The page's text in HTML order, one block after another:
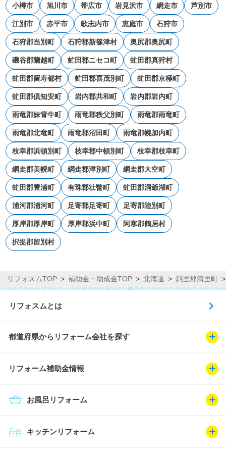
小樽市 旭川市 帯広市 岩見沢市 網走市 芦別市
江別市 赤平市 歌志内市 恵庭市 石狩市
石狩郡当別町 石狩郡新篠津村 奥尻郡奥尻町
磯谷郡蘭越町 虻田郡ニセコ町 虻田郡真狩村
虻田郡留寿都村 虻田郡喜茂別町 虻田郡京極町
虻田郡倶知安町 岩内郡共和町 岩内郡岩内町
雨竜郡妹背牛町 雨竜郡秩父別町 雨竜郡雨竜町
雨竜郡北竜町 雨竜郡沼田町 雨竜郡幌加内町
枝幸郡浜頓別町 枝幸郡中頓別町 枝幸郡枝幸町
網走郡美幌町 網走郡津別町 網走郡大空町
虻田郡豊浦町 有珠郡壮瞥町 虻田郡洞爺湖町
浦河郡浦河町 足寄郡足寄町 足寄郡陸別町
厚岸郡厚岸町 厚岸郡浜中町 阿寒郡鶴居村
択捉郡留別村
リフォスムTOP 補助金・助成金TOP 北海道 斜里郡清里町
リフォスムとは
都道府県からリフォーム会社を探す
リフォーム補助金情報
キッチンリフォーム
お風呂リフォーム